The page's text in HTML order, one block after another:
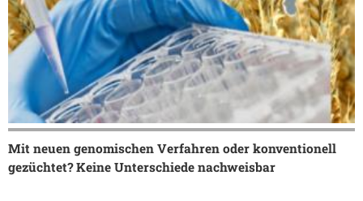
Mit neuen genomischen Verfahren oder konventionell
gezüchtet? Keine Unterschiede nachweisbar